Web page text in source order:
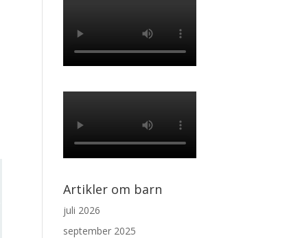
Artikler om barn
juli 2026
september 2025